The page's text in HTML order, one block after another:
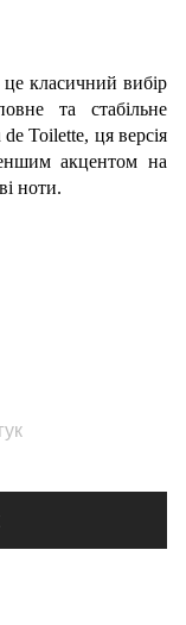
класичний вибір
та стабільне
Toilette, ця версія
акцентом на
ноти.